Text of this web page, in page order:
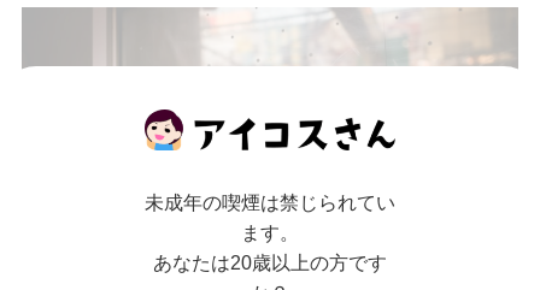
未成年の喫煙は禁じられてい
ます。
あなたは20歳以上の方です